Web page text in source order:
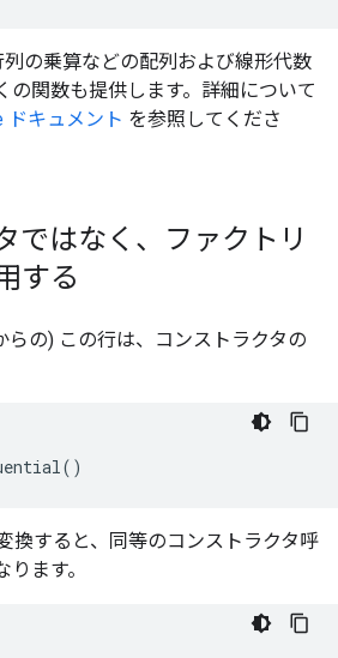
の乗算などの配列および線形代数
の関数も提供します。詳細について
ドキュメント を参照してくださ
ではなく、ファクトリ
する
らの) この行は、コンストラクタの
()
換すると、同等のコンストラクタ呼
ます。